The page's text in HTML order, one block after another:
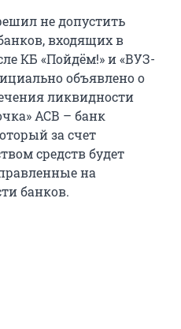
не допустить
входящих в
КБ «Пойдём!» и «ВУЗ-
объявлено о
ликвидности
АСВ – банк
за счет
средств будет
на
банков.